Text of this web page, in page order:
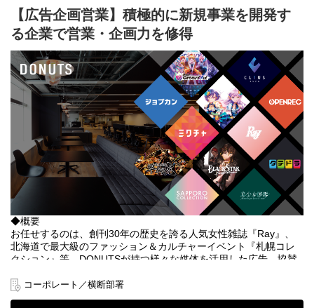
もう外部のメディアとの調整に悩まされることはありません。
本当の意味で企画から調達、進行までを一気通貫で行っていきま
しょう。
■目指すもの
これまでは人気女性雑誌『Ray』の広告営業や、最大級のファッシ
ョン＆カルチャーイベント『札幌コレクション』の協賛営業を中
心とした営業活動が主となっていましたが、今後は広告の枠を販
売するだけでなく様々なエンタメ企画を組み合わせ新たな価値を
生み出したり、他社サービスとも親和性を見出していただき
DONUTSの事業との企画を考えるなど、これまで以上に「売れる
組織」を目指していきます。
■なにをするのか
ミッションは、新規クライアントの開拓、企画、調達、履行まで
を一気通貫で行うことです。
「この企業とタイアップ企画をやったらこの企業に刺さるので
は？」
「今までとは違う業界の企業へアプローチできるのでは？」など
これまでの知識・経験を活かし、自社メディアだからこそできる
柔軟な発想で最大の顧客価値を生み出してください
上げに直結します！
【広告企画営業】積極的に新規事業を開発す
る企業で営業・企画力を修得
◆概要
お任せするのは、創刊30年の歴史を誇る人気女性雑誌『Ray』、
北海道で最大級のファッション＆カルチャーイベント『札幌コレ
クション』等、DONUTSが持つ様々な媒体を活用した広告、協賛
携わる商材はエンタメ系のコンテンツになりますので様々なtoCク
コーポレート／横断部署